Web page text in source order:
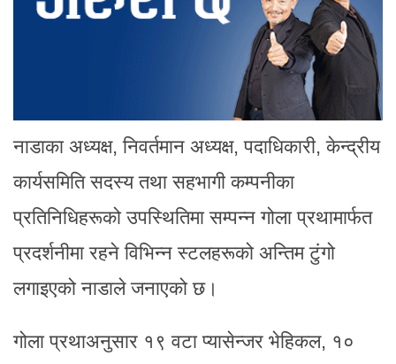
नाडाका अध्यक्ष, निवर्तमान अध्यक्ष, पदाधिकारी, केन्द्रीय
कार्यसमिति सदस्य तथा सहभागी कम्पनीका
प्रतिनिधिहरूको उपस्थितिमा सम्पन्न गोला प्रथामार्फत
प्रदर्शनीमा रहने विभिन्न स्टलहरूको अन्तिम टुंगो
लगाइएको नाडाले जनाएको छ।
गोला प्रथाअनुसार १९ वटा प्यासेन्जर भेहिकल, १०